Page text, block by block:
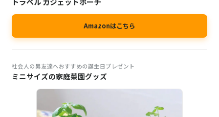
Amazonはこちら
社会人の男友達へおすすめの誕生日プレゼント
ミニサイズの家庭菜園グッズ